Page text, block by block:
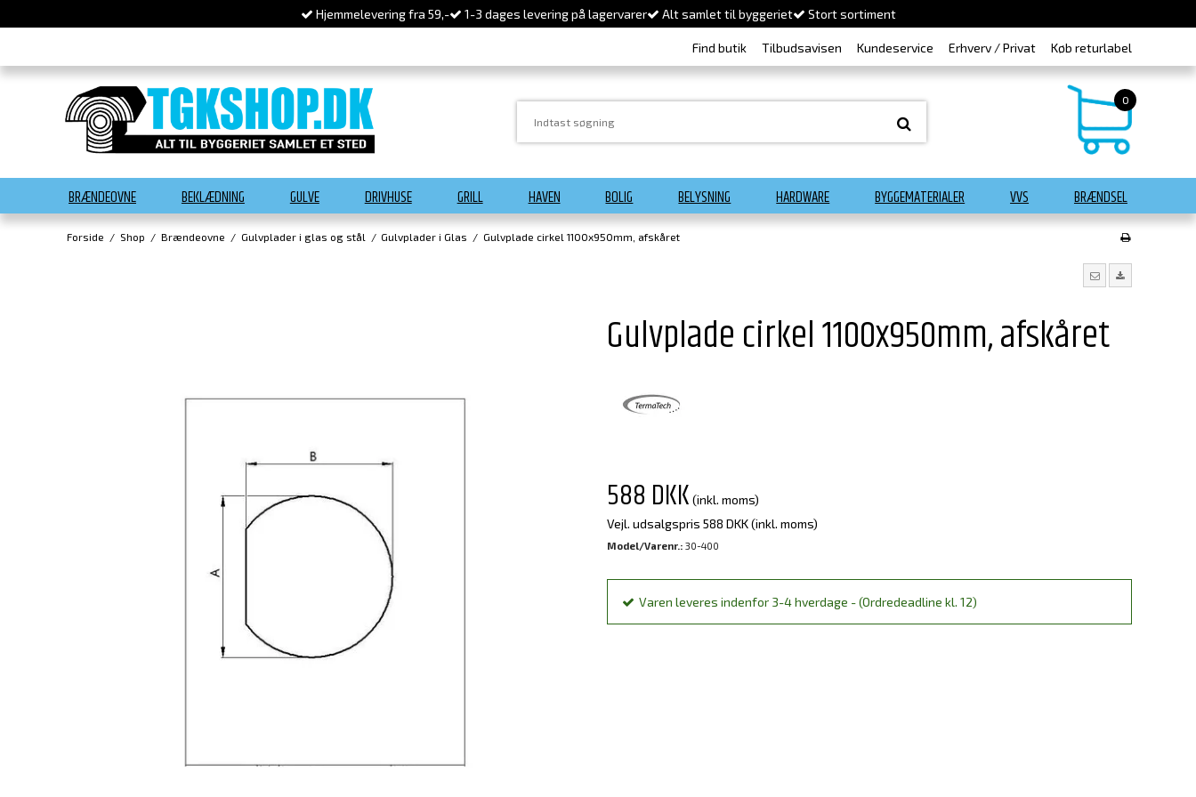
Hjemmelevering fra 59,- 1-3 dages levering på lagervarer Alt samlet til byggeriet Stort sortiment
Find butik Tilbudsavisen Kundeservice Erhverv / Privat Køb returlabel
0
BRÆNDEOVNE BEKLÆDNING GULVE DRIVHUSE GRILL HAVEN BOLIG BELYSNING HARDWARE BYGGEMATERIALER VVS BRÆNDSEL
Forside / Shop / Brændeovne / Gulvplader i glas og stål / Gulvplader i Glas / Gulvplade cirkel 1100x950mm, afskåret
Gulvplade cirkel 1100x950mm, afskåret
588 DKK (inkl. moms)
Vejl. udsalgspris 588 DKK(inkl. moms)
Model/Varenr.: 30-400
Varen leveres indenfor 3-4 hverdage - (Ordredeadline kl. 12)